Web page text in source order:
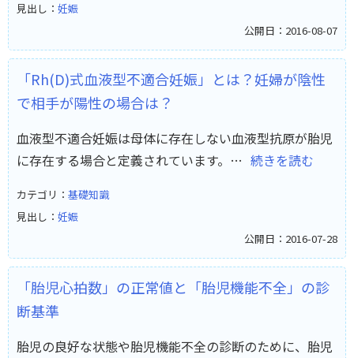
見出し： 妊娠
公開日：2016-08-07
「Rh(D)式血液型不適合妊娠」とは？妊婦が陰性
で相手が陽性の場合は？
血液型不適合妊娠は母体に存在しない血液型抗原が胎児
に存在する場合と定義されています。… 続きを読む
カテゴリ： 基礎知識
見出し： 妊娠
公開日：2016-07-28
「胎児心拍数」の正常値と「胎児機能不全」の診
断基準
胎児の良好な状態や胎児機能不全の診断のために、胎児